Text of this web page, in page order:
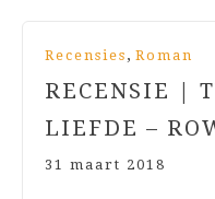
Recensies , Roman
RECENSIE |
LIEFDE –
31 maart 2018